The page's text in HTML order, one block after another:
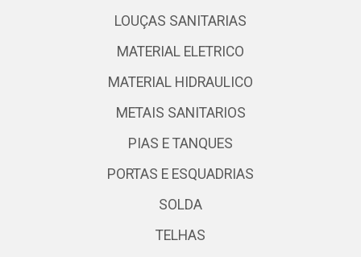
LOUÇAS SANITARIAS
MATERIAL ELETRICO
MATERIAL HIDRAULICO
METAIS SANITARIOS
PIAS E TANQUES
PORTAS E ESQUADRIAS
SOLDA
TELHAS